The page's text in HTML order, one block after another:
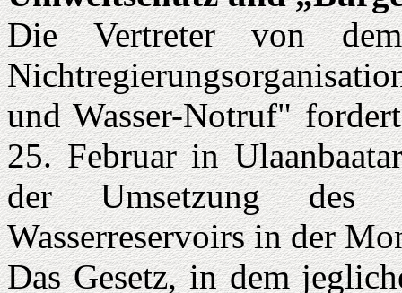
Die Vertreter von dem
und Wasser-Notruf"
25. Februar in
der Umsetzung des
Wasserreservoirs in der
Das Gesetz, in dem